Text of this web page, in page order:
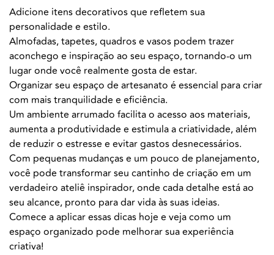
Adicione itens decorativos que refletem sua
personalidade e estilo.
Almofadas, tapetes, quadros e vasos podem trazer
aconchego e inspiração ao seu espaço, tornando-o um
lugar onde você realmente gosta de estar.
Organizar seu espaço de artesanato é essencial para criar
com mais tranquilidade e eficiência.
Um ambiente arrumado facilita o acesso aos materiais,
aumenta a produtividade e estimula a criatividade, além
de reduzir o estresse e evitar gastos desnecessários.
Com pequenas mudanças e um pouco de planejamento,
você pode transformar seu cantinho de criação em um
verdadeiro ateliê inspirador, onde cada detalhe está ao
seu alcance, pronto para dar vida às suas ideias.
Comece a aplicar essas dicas hoje e veja como um
espaço organizado pode melhorar sua experiência
criativa!